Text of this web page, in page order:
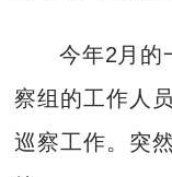
今年2月的
察组的工作人
巡察工作。突